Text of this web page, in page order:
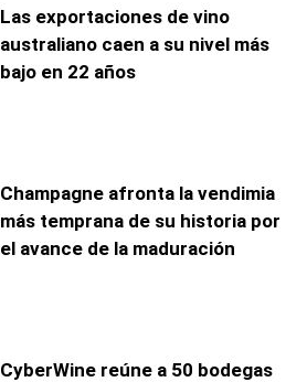
Las exportaciones de vino
australiano caen a su nivel más
bajo en 22 años
Champagne afronta la vendimia
más temprana de su historia por
el avance de la maduración
CyberWine reúne a 50 bodegas